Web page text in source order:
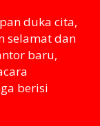
duka cita,
selamat dan
baru,
berisi